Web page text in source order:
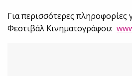
Για περισσότερες πληροφορίες
Φεστιβάλ Κινηματογράφου: